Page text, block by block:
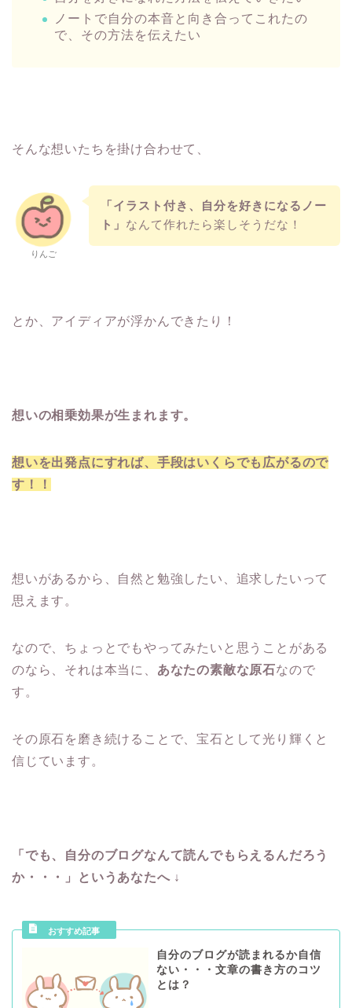
ノートで自分の本音と向き合ってこれたの
で、その方法を伝えたい
そんな想いたちを掛け合わせて、
りんご
「イラスト付き、自分を好きになるノー
ト」 なんて作れたら楽しそうだな！
とか、アイディアが浮かんできたり！
想いの相乗効果が生まれます。
想いを出発点にすれば、手段はいくらでも広がるので
す！！
想いがあるから、自然と勉強したい、追求したいって
思えます。
なので、ちょっとでもやってみたいと思うことがある
のなら、それは本当に、 あなたの素敵な原石なので
す。
その原石を磨き続けることで、宝石として光り輝くと
信じています。
「でも、自分のブログなんて読んでもらえるんだろう
か・・・」というあなたへ ↓
自分のブログが読まれるか自信
ない・・・文章の書き方のコツ
とは？